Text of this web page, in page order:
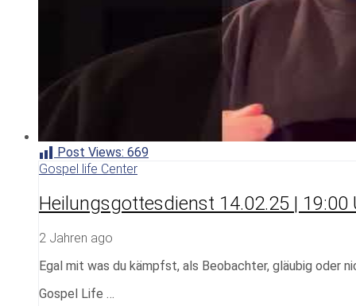
Post Views: 669
Gospel life Center
Heilungsgottesdienst 14.02.25 |
2 Jahren ago
Egal mit was du kämpfst, als Beobachter, gläubig oder
Gospel Life …